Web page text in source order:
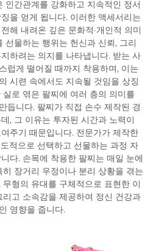
인간관계를 강화하고 지속적인 정서
을 얻게 됩니다. 이러한 액세서리는
해 내려온 깊은 문화적·개인적 의미
선물하는 행위는 헌신과 신뢰, 그리
하려는 의지를 나타냅니다. 받는 사
럽게 떨어질 때까지 착용하며, 이는
시련 속에서도 지속될 것임을 상징
로 엮은 팔찌에 여러 층의 의미를
듭니다. 팔찌가 직접 손수 제작된 경
, 그 이유는 투자된 시간과 노력이
주기 때문입니다. 전문가가 제작한
적으로 선택하고 선물하는 과정 자
다. 손목에 착용한 팔찌는 매일 눈에
장거리 우정이나 분리 상황을 겪는
형의 유대를 구체적으로 표현한 이
고 소속감을 제공하여 정신 건강과
영향을 줍니다.